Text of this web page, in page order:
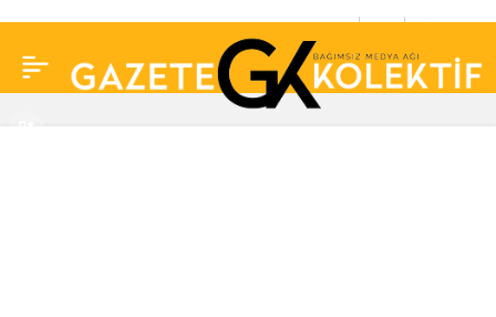
partisinden sonra